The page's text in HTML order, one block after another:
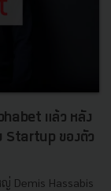
แล้ว หลัง
Startup ของตัว
Demis Hassabis